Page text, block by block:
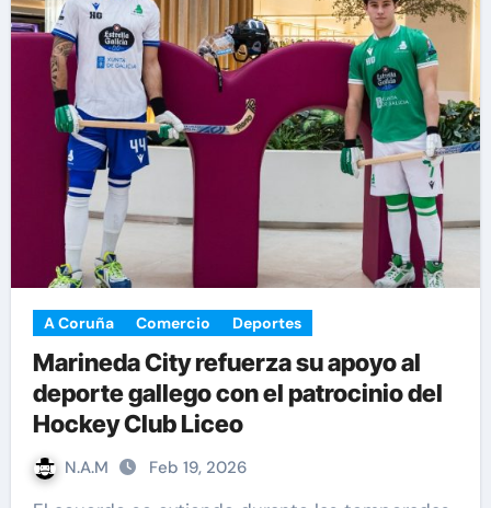
A Coruña Comercio Deportes
Marineda City refuerza su apoyo al
deporte gallego con el patrocinio del
Hockey Club Liceo
N.A.M Feb 19, 2026